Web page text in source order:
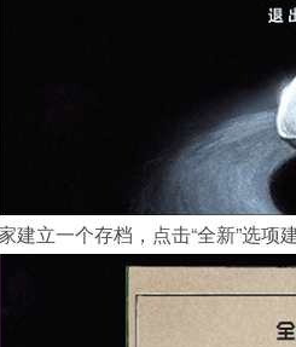
建立一个存档，点击“全新”选项